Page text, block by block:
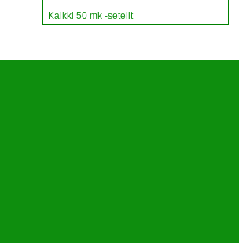
Kaikki 50 mk -setelit